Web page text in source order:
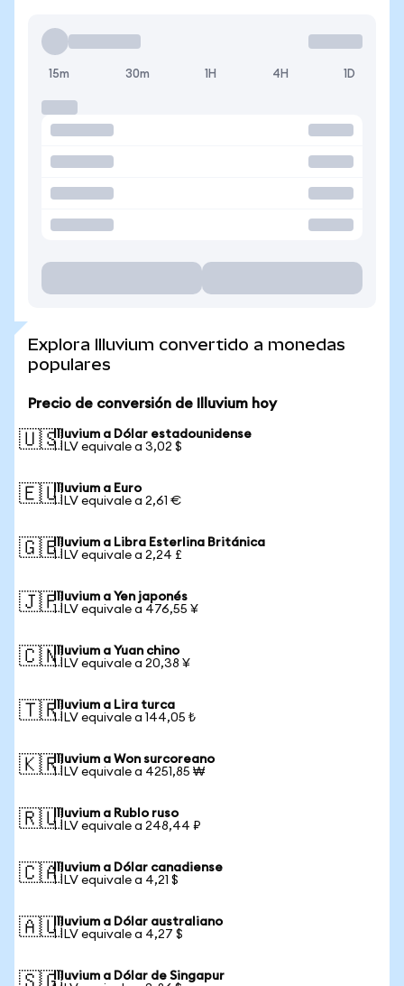
15m 30m 1H 4H 1D
Explora Illuvium convertido a monedas
populares
Precio de conversión de Illuvium hoy
🇺🇸Illuvium a Dólar estadounidense
1 ILV equivale a 3,02 $
🇪🇺Illuvium a Euro
1 ILV equivale a 2,61 €
🇬🇧Illuvium a Libra Esterlina Británica
1 ILV equivale a 2,24 £
🇯🇵Illuvium a Yen japonés
1 ILV equivale a 476,55 ¥
🇨🇳Illuvium a Yuan chino
1 ILV equivale a 20,38 ¥
🇹🇷Illuvium a Lira turca
1 ILV equivale a 144,05 ₺
🇰🇷Illuvium a Won surcoreano
1 ILV equivale a 4251,85 ₩
🇷🇺Illuvium a Rublo ruso
1 ILV equivale a 248,44 ₽
🇨🇦Illuvium a Dólar canadiense
1 ILV equivale a 4,21 $
🇦🇺Illuvium a Dólar australiano
1 ILV equivale a 4,27 $
Illuvium a Dólar de Singapur